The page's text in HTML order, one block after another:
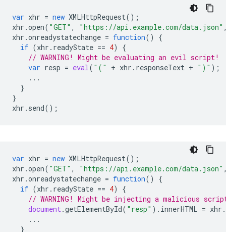
var xhr = new XMLHttpRequest();
xhr .open( "GET" , "https://api.example.com/data.json"
xhr .onreadystatechange = function()
{
if (xhr . readyState == 4)
{
// WARNING! Might be evaluating an evil script!
var resp = eval( "(" + xhr . responseText + ")" );
...
}
}
xhr . send();
var xhr = new XMLHttpRequest();
xhr .open( "GET" , "https://api.example.com/data.json"
xhr .onreadystatechange = function()
{
if (xhr . readyState == 4)
{
// WARNING! Might be injecting a malicious
document.getElementById( "resp" ). innerHTML = xhr .
...
}